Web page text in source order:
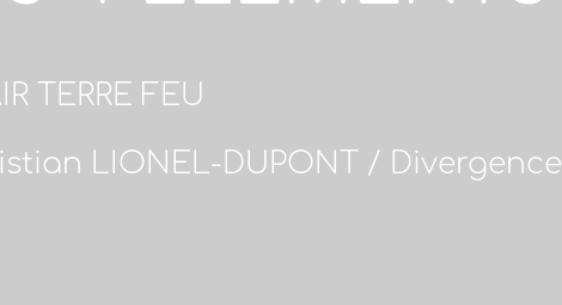
TERRE FEU
LIONEL-DUPONT / Divergence